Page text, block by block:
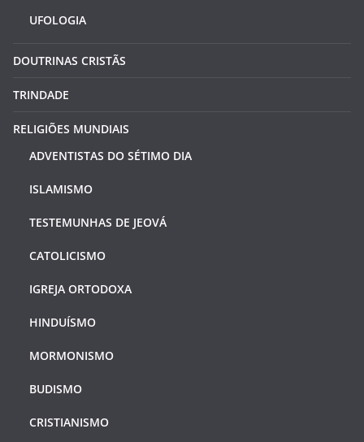
UFOLOGIA
DOUTRINAS CRISTÃS
TRINDADE
RELIGIÕES MUNDIAIS
ADVENTISTAS DO SÉTIMO DIA
ISLAMISMO
TESTEMUNHAS DE JEOVÁ
CATOLICISMO
IGREJA ORTODOXA
HINDUÍSMO
MORMONISMO
BUDISMO
CRISTIANISMO